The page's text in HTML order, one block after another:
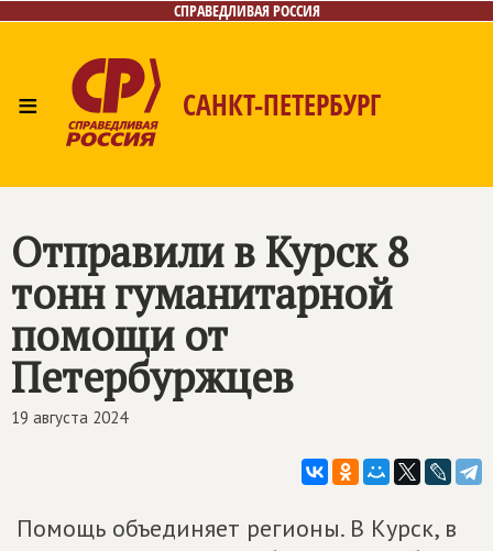
СПРАВЕДЛИВАЯ РОССИЯ
≡ САНКТ-ПЕТЕРБУРГ
Поиск
Отправили в Курск 8
тонн гуманитарной
помощи от
Петербуржцев
19 августа 2024
Помощь объединяет регионы. В Курск, в